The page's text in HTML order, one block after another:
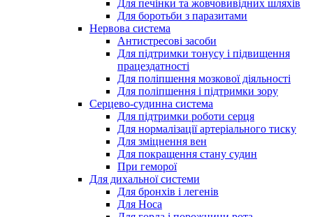
Для печінки та жовчовивідних шляхів
Для боротьби з паразитами
Нервова система
Антистресові засоби
Для підтримки тонусу і підвищення
працездатності
Для поліпшення мозкової діяльності
Для поліпшення і підтримки зору
Серцево-судинна система
Для підтримки роботи серця
Для нормалізації артеріального тиску
Для зміцнення вен
Для покращення стану судин
При геморої
Для дихальної системи
Для бронхів і легенів
Для Носа